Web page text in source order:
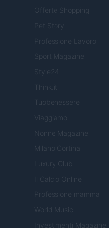
Offerte Shopping
Pet Story
Professione Lavoro
Sport Magazine
Style24
Think.it
Tuobenessere
Viaggiamo
Nonne Magazine
Milano Cortina
Luxury Club
Il Calcio Online
Professione mamma
World Music
Investimenti Magazine